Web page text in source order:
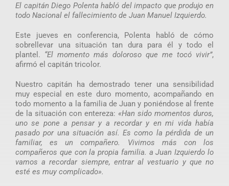
El capitán Diego Polenta habló del impacto que produjo en
todo Nacional el fallecimiento de Juan Manuel Izquierdo.
Este jueves en conferencia, Polenta habló de cómo
sobrellevar una situación tan dura para él y todo el
plantel. “El momento más doloroso que me tocó vivir”,
afirmó el capitán tricolor.
Nuestro capitán ha demostrado tener una sensibilidad
muy especial en este duro momento, acompañando en
todo momento a la familia de Juan y poniéndose al frente
de la situación con entereza: «Han sido momentos duros,
uno se pone a pensar y a recordar y en mi vida había
pasado por una situación así. Es como la pérdida de un
familiar, es un compañero. Vivimos más con los
compañeros que con la propia familia. a Juan Izquierdo lo
vamos a recordar siempre, entrar al vestuario y que no
esté es muy complicado».